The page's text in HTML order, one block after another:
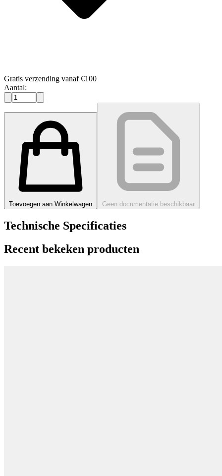
Gratis verzending vanaf €100
Aantal:
Toevoegen aan Winkelwagen Geen documentatie beschikbaar
Technische Specificaties
Recent bekeken producten